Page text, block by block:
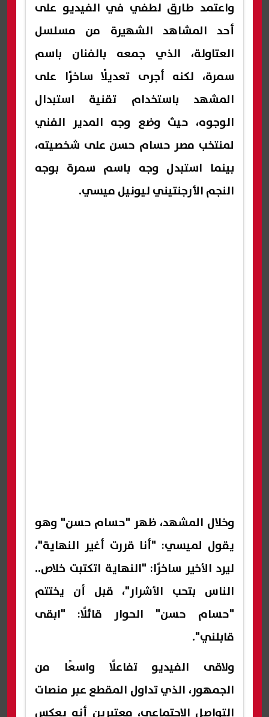
واعتمد طارق لطفي في الفيديو على
أحد المشاهد الشهيرة من مسلسل
العتاولة، الذي جمعه بالفنان باسم
سمرة، لكنه أجرى تعديلًا ساخرًا على
المشهد باستخدام تقنية استبدال
الوجوه، حيث وضع وجه المدير الفني
لمنتخب مصر حسام حسن على شخصيته،
بينما استبدل وجه باسم سمرة بوجه
النجم الأرجنتيني ليونيل ميسي.
وخلال المشهد، ظهر "حسام حسن" وهو
يقول لميسي: "أنا قررت أغير النهاية"،
ليرد الأخير ساخرًا: "النهاية اتكتبت خلاص..
الناس بتحب الأشرار"، قبل أن يختتم
"حسام حسن" الحوار قائلًا: "ابقى
قابلني".
ولاقى الفيديو تفاعلًا واسعًا من
الجمهور، الذي تداول المقطع عبر منصات
التواصل الاجتماعي، معتبرين أنه يعكس